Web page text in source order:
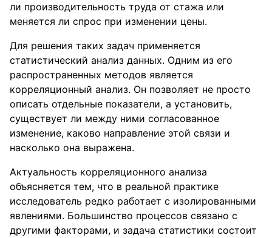
ли производительность труда от стажа или
меняется ли спрос при изменении цены.
Для решения таких задач применяется
статистический анализ данных. Одним из его
распространенных методов является
корреляционный анализ. Он позволяет не просто
описать отдельные показатели, а установить,
существует ли между ними согласованное
изменение, каково направление этой связи и
насколько она выражена.
Актуальность корреляционного анализа
объясняется тем, что в реальной практике
исследователь редко работает с изолированными
явлениями. Большинство процессов связано с
другими факторами, и задача статистики состоит